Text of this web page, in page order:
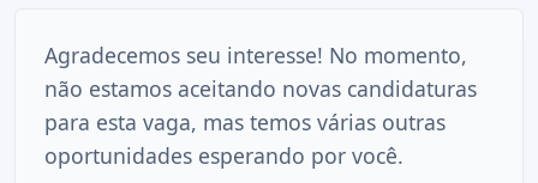
Agradecemos seu interesse! No momento,
não estamos aceitando novas candidaturas
para esta vaga, mas temos várias outras
oportunidades esperando por você.